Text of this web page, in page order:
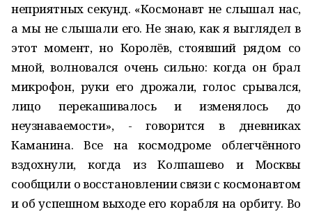
неприятных секунд. «Космонавт не слышал нас,
а мы не слышали его. Не знаю, как я выглядел в
этот момент, но Королёв, стоявший рядом со
мной, волновался очень сильно: когда он брал
микрофон, руки его дрожали, голос срывался,
лицо перекашивалось и изменялось до
неузнаваемости», - говорится в дневниках
Каманина. Все на космодроме облегчённого
вздохнули, когда из Колпашево и Москвы
сообщили о восстановлении связи с космонавтом
и об успешном выходе его корабля на орбиту. Во